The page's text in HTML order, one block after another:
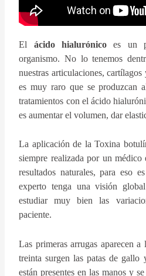
El ácido hialurónicoes un
organismo. No lo tenemos
nuestras articulaciones,
es muy raro que se produzcan
tratamientos con el ácido
es aumentar el volumen, dar
La aplicación de la Toxina
siempre realizada por un médico
resultados naturales, para eso
experto tenga una visión
estudiar muy bien las
paciente.
Las primeras arrugas aparecen
treinta surgen las patas de gallo
están presentes en las manos y